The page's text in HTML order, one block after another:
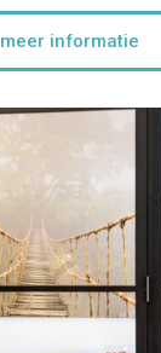
meer informatie